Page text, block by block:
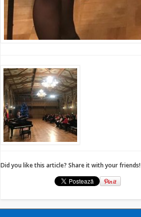
Did you like this article? Share it with your friends!